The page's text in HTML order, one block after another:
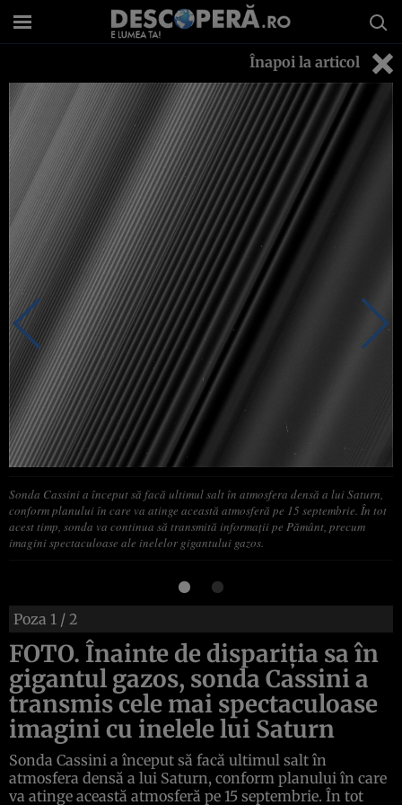
Înapoi la articol
Sonda Cassini a început să facă ultimul salt în atmosfera densă a lui Saturn,
conform planului în care va atinge această atmosferă pe 15 septembrie. În tot
acest timp, sonda va continua să transmită informaţii pe Pământ, precum
imagini spectaculoase ale inelelor gigantului gazos.
Poza 1 / 2
FOTO. Înainte de dispariţia sa în
gigantul gazos, sonda Cassini a
transmis cele mai spectaculoase
imagini cu inelele lui Saturn
Sonda Cassini a început să facă ultimul salt în
atmosfera densă a lui Saturn, conform planului în care
va atinge această atmosferă pe 15 septembrie. În tot